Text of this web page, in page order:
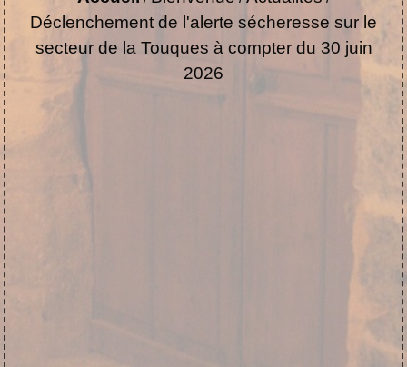
Déclenchement de l'alerte sécheresse sur le
secteur de la Touques à compter du 30 juin
2026